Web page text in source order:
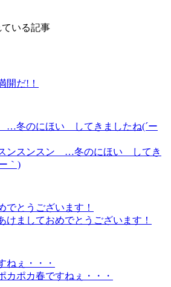
いる記事
開だ!！
ンスンスン …冬のにほい してき
｀)
けましておめでとうございます！
カポカ春ですねぇ・・・